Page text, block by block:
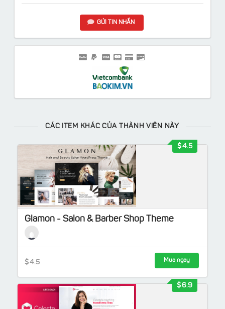
GỬI TIN NHẮN
CÁC ITEM KHÁC CỦA THÀNH VIÊN NÀY
Glamon - Salon & Barber Shop Theme
4.5 Mua ngay
4.5
6.9